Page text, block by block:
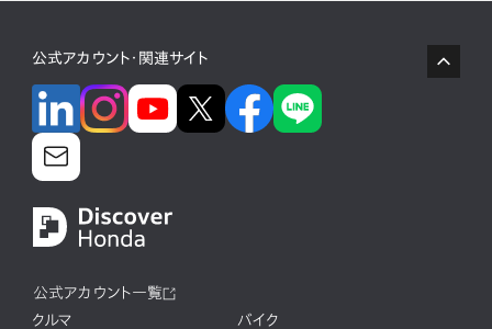
公式アカウント・関連サイト
公式アカウント一覧
クルマ
バイク